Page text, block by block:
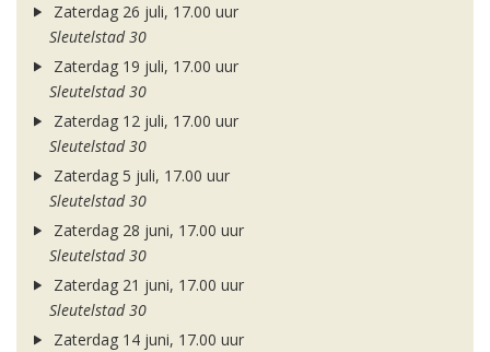
Zaterdag 26 juli, 17.00 uur
Sleutelstad 30
Zaterdag 19 juli, 17.00 uur
Sleutelstad 30
Zaterdag 12 juli, 17.00 uur
Sleutelstad 30
Zaterdag 5 juli, 17.00 uur
Sleutelstad 30
Zaterdag 28 juni, 17.00 uur
Sleutelstad 30
Zaterdag 21 juni, 17.00 uur
Sleutelstad 30
Zaterdag 14 juni, 17.00 uur